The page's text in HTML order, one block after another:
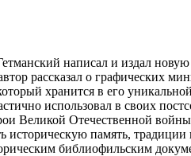
написал и издал
рассказал о графических
хранится в его
использовал в своих
Великой Отечественной
память,
библиофильским